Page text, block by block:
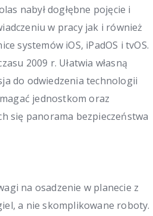
nabył dogłębne pojęcie i
w pracy jak i również
systemów iOS, iPadOS i tvOS.
2009 r. Ułatwia własną
do odwiedzenia technologii
jednostkom oraz
się panorama bezpieczeństwa
na osadzenie w planecie z
a nie skomplikowane roboty.